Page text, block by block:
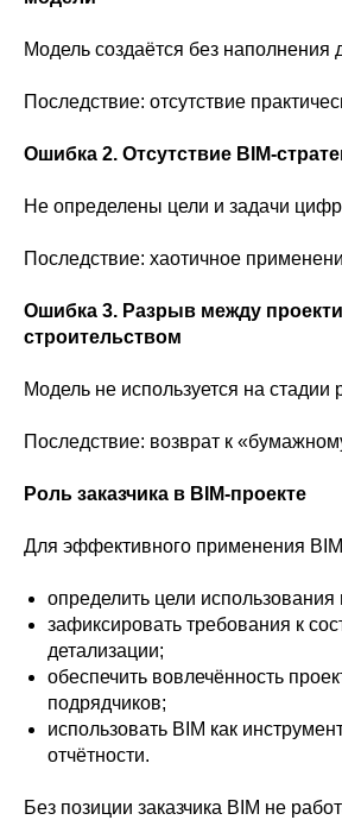
Модель создаётся без наполнения
Последствие: отсутствие
Ошибка 2. Отсутствие BIM-
Не определены цели и задачи
Последствие: хаотичное
Ошибка 3. Разрыв между
строительством
Модель не используется на стадии
Последствие: возврат к
Роль заказчика в BIM-проекте
Для эффективного применения BIM
определить цели использования
зафиксировать требования к
детализации;
обеспечить вовлечённость
подрядчиков;
использовать BIM как
отчётности.
Без позиции заказчика BIM не